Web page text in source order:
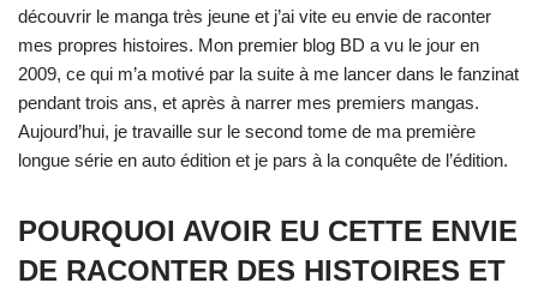
découvrir le manga très jeune et j’ai vite eu envie de raconter
mes propres histoires. Mon premier blog BD a vu le jour en
2009, ce qui m’a motivé par la suite à me lancer dans le fanzinat
pendant trois ans, et après à narrer mes premiers mangas.
Aujourd’hui, je travaille sur le second tome de ma première
longue série en auto édition et je pars à la conquête de l’édition.
POURQUOI AVOIR EU CETTE ENVIE
DE RACONTER DES HISTOIRES ET